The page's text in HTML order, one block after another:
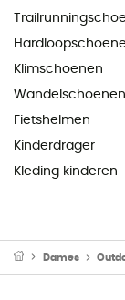
Klimschoenen
Fietshelmen
Kinderdrager
Kleding kinderen
Dames